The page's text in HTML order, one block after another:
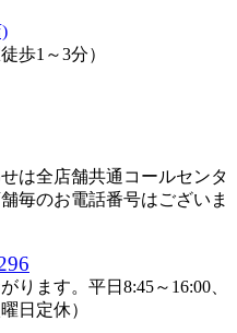
歩1～3分）
は全店舗共通コールセンタ
毎のお電話番号はございま
ります。平日8:45～16:00、
日定休）